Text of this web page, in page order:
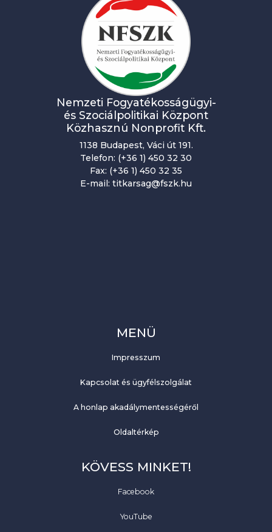
Nemzeti Fogyatékosságügyi-
és Szociálpolitikai Központ
Közhasznú Nonprofit Kft.
1138 Budapest, Váci út 191.
Telefon: (+36 1) 450 32 30
Fax: (+36 1) 450 32 35
E-mail: titkarsag@fszk.hu
MENÜ
Impresszum
Kapcsolat és ügyfélszolgálat
A honlap akadálymentességéről
Oldaltérkép
KÖVESS MINKET!
Facebook
YouTube